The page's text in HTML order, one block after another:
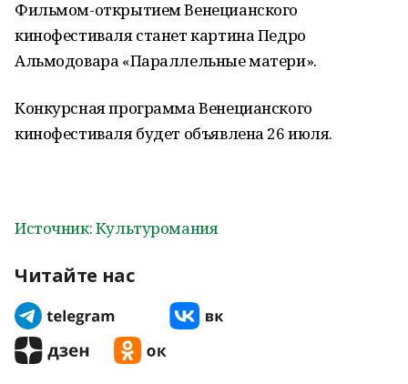
Фильмом-открытием Венецианского
кинофестиваля станет картина Педро
Альмодовара «Параллельные матери».
Конкурсная программа Венецианского
кинофестиваля будет объявлена 26 июля.
Источник: Культуромания
Читайте нас